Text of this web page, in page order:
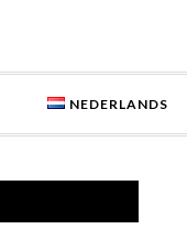
NEDERLANDS